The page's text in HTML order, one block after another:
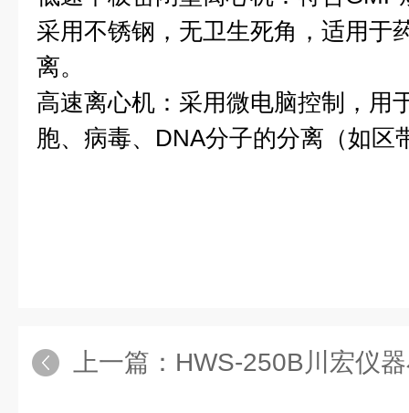
采用不锈钢，无卫生死角，适用于
离。
高速离心机：采用微电脑控制，用
胞、病毒、DNA分子的分离（如区
上一篇： HWS-250B川宏仪器